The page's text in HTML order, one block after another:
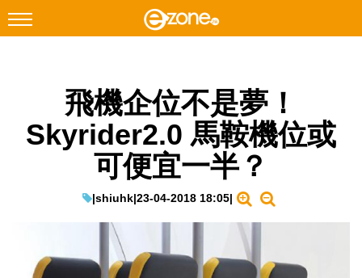
Facebook Instagram
科技焦點
EduTech
飛機企位不是夢！
Skyrider2.0 馬鞍機位或
可便宜一半？
|shiuhk|23-04-2018 18:05|